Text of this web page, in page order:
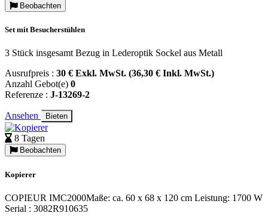
Beobachten
Set mit Besucherstühlen
3 Stück insgesamt Bezug in Lederoptik Sockel aus Metall
Ausrufpreis : 30 € Exkl. MwSt. (36,30 € Inkl. MwSt.)
Anzahl Gebot(e) 0
Referenze : J-13269-2
Ansehen Bieten
8 Tagen
Beobachten
Kopierer
COPIEUR IMC2000Maße: ca. 60 x 68 x 120 cm Leistung: 1700 W
Serial : 3082R910635